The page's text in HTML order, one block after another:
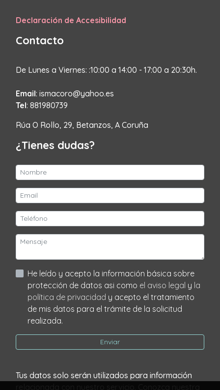
Declaración de Accesibilidad
Contacto
De Lunes a Viernes: :10:00 a 14:00 - 17:00 a 20:30h.
Email: ismacoro@yahoo.es
Tel: 881980739
Rúa O Rollo, 29, Betanzos, A Coruña
¿Tienes dudas?
He leído y acepto la información básica sobre
protección de datos asi como el aviso legal y la
política de privacidad y acepto el tratamiento
de mis datos para el trámite de la solicitud
realizada.
Enviar
Tus datos solo serán utilizados para información